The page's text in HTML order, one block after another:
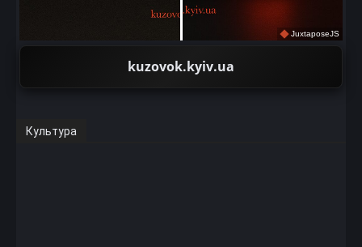
JuxtaposeJS
kuzovok.kyiv.ua
Культура